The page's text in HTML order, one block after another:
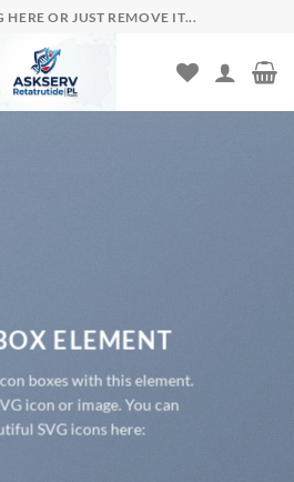
OR JUST REMOVE IT...
ELEMENT
boxes with this element.
icon or image. You can
SVG icons here: